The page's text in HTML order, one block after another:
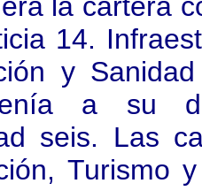
14.
y
a su
seis. Las
Turismo